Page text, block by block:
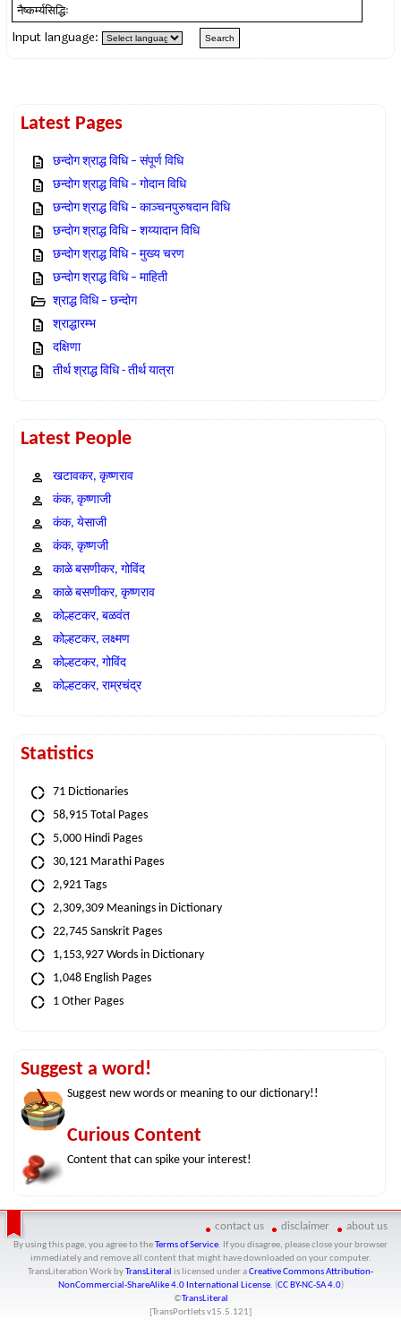
Input language:
Latest Pages
छन्दोग श्राद्ध विधि – संपूर्ण विधि
छन्दोग श्राद्ध विधि – गोदान विधि
छन्दोग श्राद्ध विधि – काञ्चनपुरुषदान विधि
छन्दोग श्राद्ध विधि – शय्यादान विधि
छन्दोग श्राद्ध विधि – मुख्य चरण
छन्दोग श्राद्ध विधि – माहिती
श्राद्ध विधि – छन्दोग
श्राद्धारम्भ
दक्षिणा
तीर्थ श्राद्ध विधि - तीर्थ यात्रा
Latest People
खटावकर, कृष्णराव
कंक, कृष्णाजी
कंक, येसाजी
कंक, कृष्णजी
काळे बसणीकर, गोविंद
काळे बसणीकर, कृष्णराव
कोल्हटकर, बळवंत
कोल्हटकर, लक्ष्मण
कोल्हटकर, गोविंद
कोल्हटकर, राम्रचंद्र
Statistics
71 Dictionaries
58,915 Total Pages
5,000 Hindi Pages
30,121 Marathi Pages
2,921 Tags
2,309,309 Meanings in Dictionary
22,745 Sanskrit Pages
1,153,927 Words in Dictionary
1,048 English Pages
1 Other Pages
Suggest a word!
Suggest new words or meaning to our dictionary!!
Curious Content
Content that can spike your interest!
contact us disclaimer about us
By using this page, you agree to the Terms of Service. If you disagree, please close your browser
immediately and remove all content that might have downloaded on your computer.
TransLiteration Workby TransLiteral is licensed under aCreative Commons Attribution-
NonCommercial-ShareAlike 4.0 International License. (CC BY-NC-SA 4.0)
©TransLiteral
[TransPortlets v15.5.121